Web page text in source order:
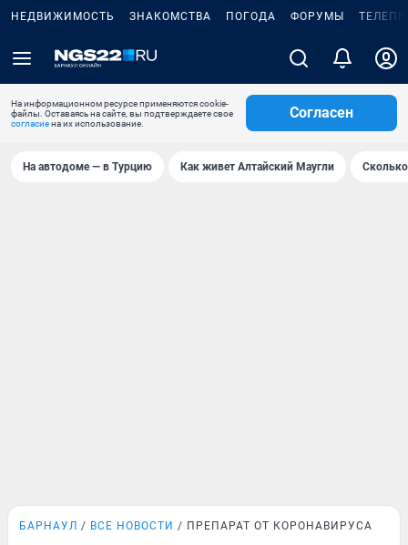
НЕДВИЖИМОСТЬ ЗНАКОМСТВА ПОГОДА ФОРУМЫ
На информационном ресурсе применяются cookie-
файлы. Оставаясь на сайте, вы подтверждаете свое
согласиена их использование.
Согласен
На автодоме — в Турцию Как живет Алтайский Маугли
БАРНАУЛ ВСЕ НОВОСТИ ПРЕПАРАТ ОТ КОРОНАВИРУСА